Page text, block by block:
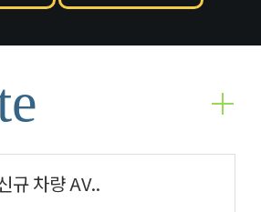
차량 AV..